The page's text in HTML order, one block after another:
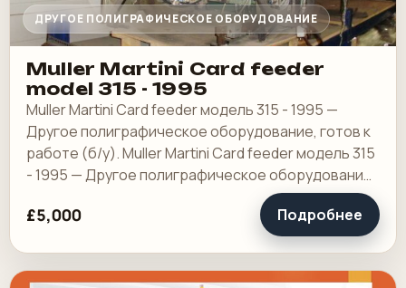
ДРУГОЕ ПОЛИГРАФИЧЕСКОЕ ОБОРУДОВАНИЕ
Muller Martini Card feeder
model 315 - 1995
Muller Martini Card feeder модель 315 - 1995 —
Другое полиграфическое оборудование, готов к
работе (б/у). Muller Martini Card feeder модель 315
- 1995 — Другое полиграфическое оборудование,
готов к работе (б/у). подходит для мм…
£5,000 Подробнее